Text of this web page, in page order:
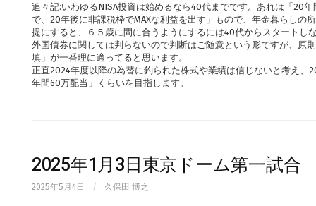
追々記:いわゆるNISA投資は始めるなら40代までです。あれは「20
で、20年後に非課税枠でMAXな利益を出す」もので、年金暮らしの
提にすると、６５歳に間に合うようにするには40代からスタートし
外国債券に関しては判らないので判断はご随意という形ですが、原
填」が一番理に適ってると思います。
正直2024年度以降の為替に釣られた株式や業績は信じないと考え、
年間60万配当」くらいを目指します。
2025年1月3日東京ドーム第一試
2025年5月4日 / 久保田 博之